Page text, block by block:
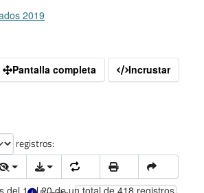
2019
Pantalla completa Incrustar